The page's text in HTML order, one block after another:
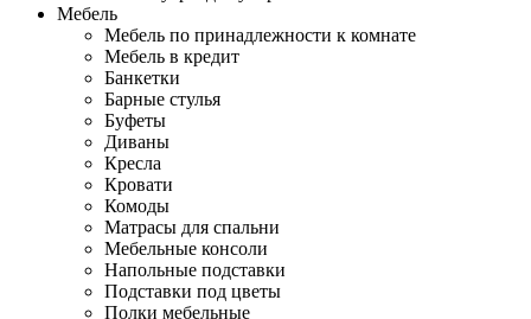
Мебель
Мебель по принадлежности к комнате
Мебель в кредит
Банкетки
Барные стулья
Буфеты
Диваны
Кресла
Кровати
Комоды
Матрасы для спальни
Мебельные консоли
Напольные подставки
Подставки под цветы
Полки мебельные